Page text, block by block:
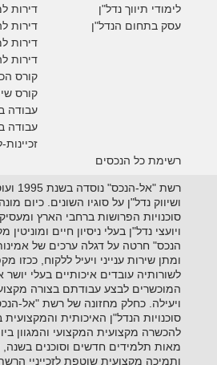
דירות
דירות
דירות
דירות
קורס
קורס
עבודה
עבודה
לימודי תיווך נדל"ן
עסק בתחום הנדל"ן
רשימת כל הנכסים
רשת
סוכנויות הפרושות ברחבי הארץ
ויועצי נדל"ן בעלי ניסיון חיים
הנכס" חרטה על דגלה ערכים של
ומתן שירות ענייני ויעיל ללקוח, ככזו
לשורותיה עובדים איכותיים בעלי יושר
המוכשרים לבצע עבודתם בצורה
ויעילה. כחלק מחזונה של רשת "אל-
סוכנויות הנדל"ן האיכותית
להכשרה מקצועית המקצועי והמגוון
מאות תלמידים חדשים וסוכנים בשנה,
ותמיכה מקצועית שוטפת לזכייניי